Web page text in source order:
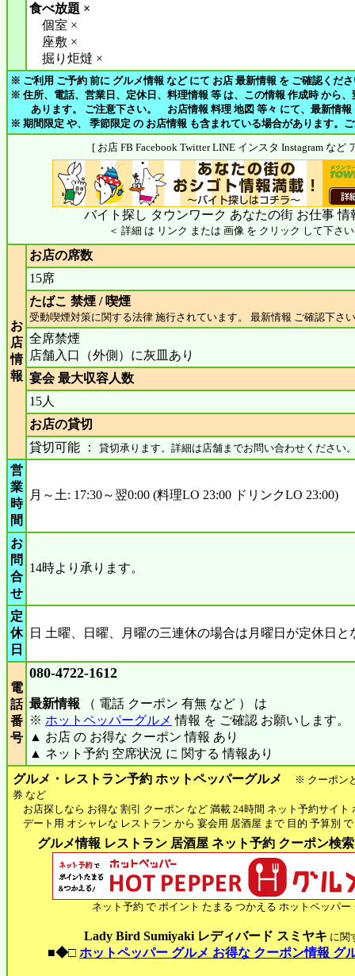
食べ放題 ×
個室 ×
座敷 ×
掘り炬燵 ×
※ ご利用 ご予約 前に グルメ情報 など にて お店 最新情報 を ご確認くだ
※ 住所、電話、営業日、定休日、料理情報 等 は、この情報 作成時 から
あります。 ご注意下さい。 お店情報 料理 地図 等々 にて、最新情報
※ 期間限定 や、 季節限定 の お店情報 も含まれている場合があります。
[ お店 FB Facebook Twitter LINE インスタ Instagram など
バイト探し タウンワーク あなたの街 お仕事 情
＜ 詳細 は リンク または 画像 を クリック して下さ
お
店
情
報
お店の席数
15席
たばこ 禁煙 / 喫煙
受動喫煙対策に関する法律 施行されています。 最新情報 ご確認下さ
全席禁煙
店舗入口（外側）に灰皿あり
宴会 最大収容人数
15人
お店の貸切
貸切可能 ： 貸切承ります。詳細は店舗までお問い合わせください
営
業
時
間
月～土: 17:30～翌0:00 (料理LO 23:00 ドリンクLO 23:00)
お
問
合
せ
14時より承ります。
定
休
日
日 土曜、日曜、月曜の三連休の場合は月曜日が定休日と
電
話
番
号
080-4722-1612
最新情報 （ 電話 クーポン 有無 など ） は
※ ホットペッパーグルメ 情報 を ご確認 お願いします。
▲ お店 の お得な クーポン 情報 あり
▲ ネット予約 空席状況 に 関する 情報あり
グルメ・レストラン予約 ホットペッパーグルメ
※ クーポン
券 など
お店探しなら お得な 割引 クーポン など 満載 24時間 ネット予約サイト
デート用 オシャレな レストラン から 宴会用 居酒屋 まで 目的 予算別
グルメ情報 レストラン 居酒屋 ネット予約 クーポン検
ネット予約 で ポイント たまる つかえる ホットペッパー
Lady Bird Sumiyaki レディバード スミヤキ に関
■◆□ ホットペッパー グルメ お得な クーポン情報 グ